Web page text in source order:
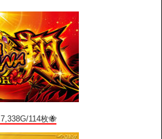
114枚🐝